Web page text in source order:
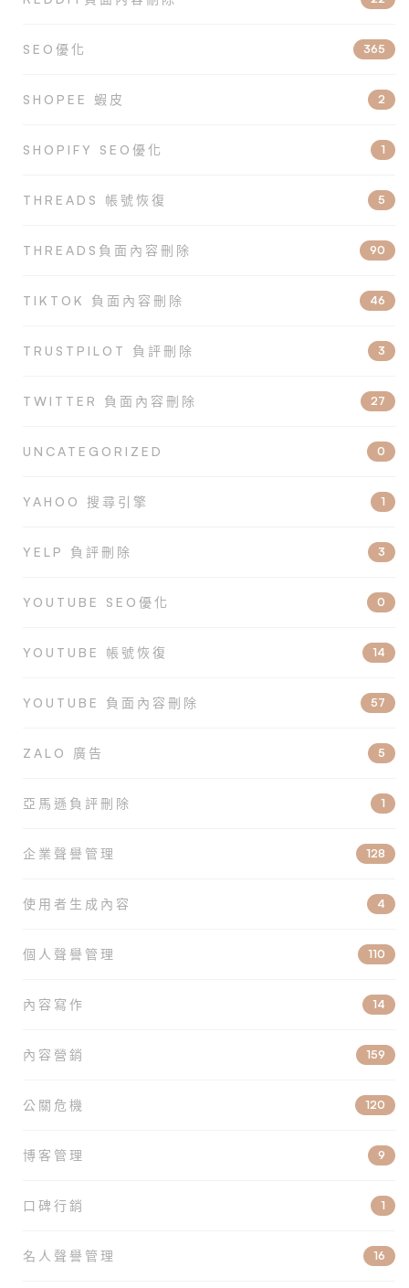
SEO優化 365
SHOPEE 蝦皮 2
SHOPIFY SEO優化 1
THREADS 帳號恢復 5
THREADS負面內容刪除 90
TIKTOK 負面內容刪除 46
TRUSTPILOT 負評刪除 3
TWITTER 負面內容刪除 27
UNCATEGORIZED 0
YAHOO 搜尋引擎 1
YELP 負評刪除 3
YOUTUBE SEO優化 0
YOUTUBE 帳號恢復 14
YOUTUBE 負面內容刪除 57
ZALO 廣告 5
亞馬遜負評刪除 1
企業聲譽管理 128
使用者生成內容 4
個人聲譽管理 110
內容寫作 14
內容營銷 159
公關危機 120
博客管理 9
口碑行銷 1
名人聲譽管理 16